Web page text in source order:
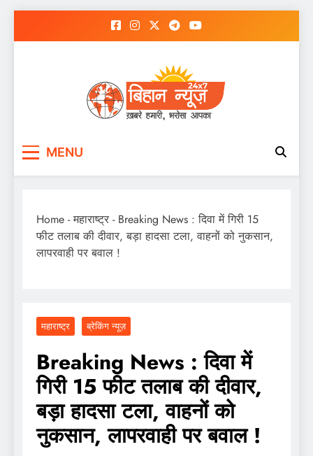
MENU
Home -महाराष्ट्र - Breaking News : दिवा में गिरी 15
फीट तलाब की दीवार, बड़ा हादसा टला, वाहनों को नुकसान,
लापरवाही पर बवाल !
महाराष्ट्र ब्रेकिंग न्यूज़
Breaking News : दिवा में
गिरी 15 फीट तलाब की दीवार,
बड़ा हादसा टला, वाहनों को
नुकसान, लापरवाही पर बवाल !